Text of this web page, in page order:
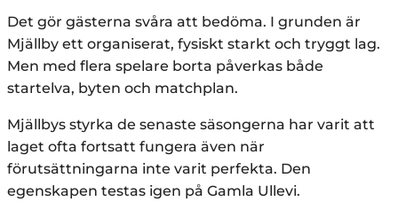
Det gör gästerna svåra att bedöma. I grunden är
Mjällby ett organiserat, fysiskt starkt och tryggt lag.
Men med flera spelare borta påverkas både
startelva, byten och matchplan.
Mjällbys styrka de senaste säsongerna har varit att
laget ofta fortsatt fungera även när
förutsättningarna inte varit perfekta. Den
egenskapen testas igen på Gamla Ullevi.